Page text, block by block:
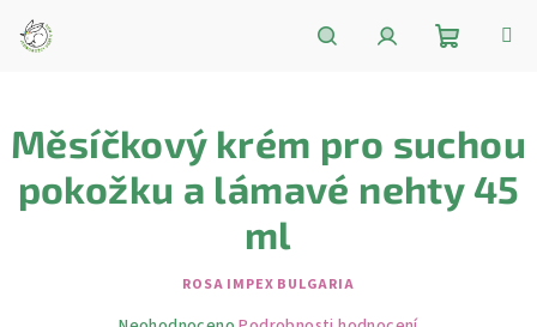
obsah
košík
Měsíčkový krém pro suchou
pokožku a lámavé nehty 45
ml
ROSA IMPEX BULGARIA